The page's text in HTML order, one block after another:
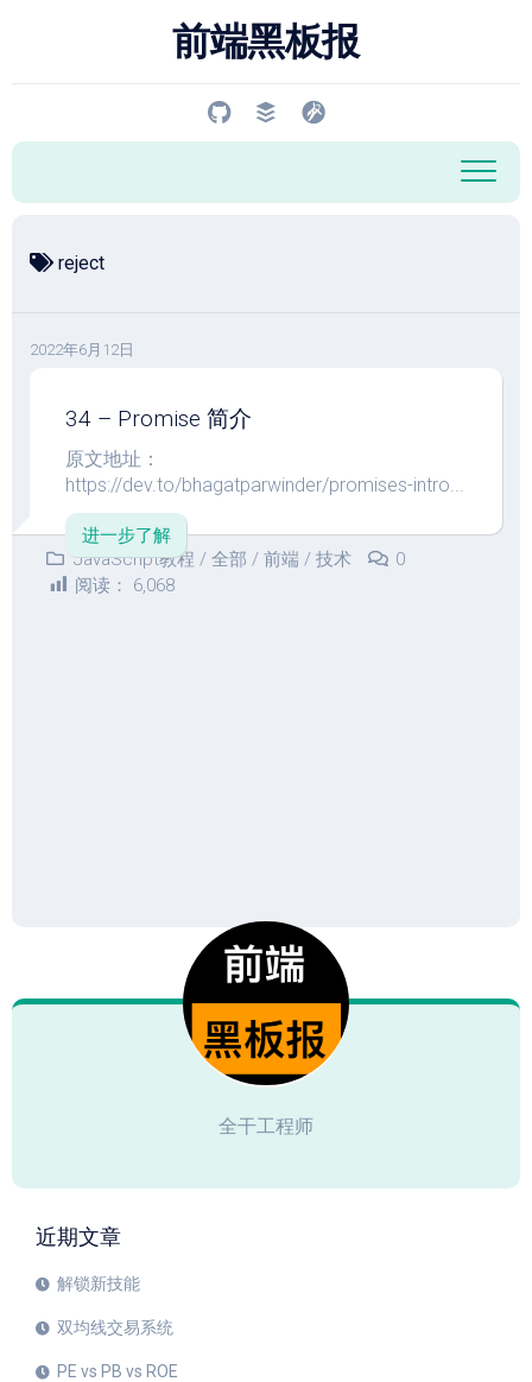
前端黑板报
reject
2022年6月12日
34 – Promise 简介
原文地址：
https://dev.to/bhagatparwinder/promises-intro...
进一步了解
JavaScript教程 / 全部 / 前端 / 技术
0
阅读：
6,068
全干工程师
近期文章
解锁新技能
双均线交易系统
PE vs PB vs ROE